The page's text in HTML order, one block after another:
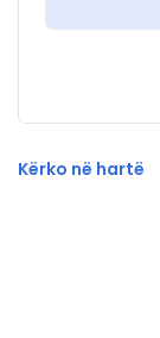
Kërko në hartë